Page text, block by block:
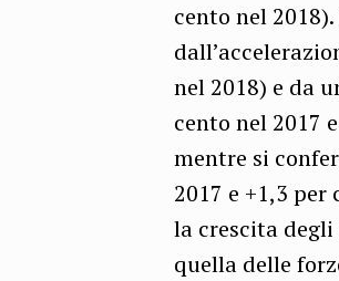
cento nel
nel 2018) e da
cento nel 2017
mentre si
2017 e +1,3
la crescita
quella delle